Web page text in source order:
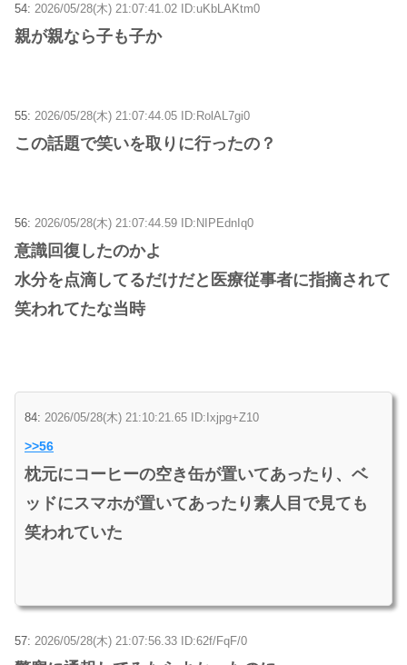
54: 2026/05/28(木) 21:07:41.02 ID:uKbLAKtm0
親が親なら子も子か
55: 2026/05/28(木) 21:07:44.05 ID:RolAL7gi0
この話題で笑いを取りに行ったの？
56: 2026/05/28(木) 21:07:44.59 ID:NIPEdnIq0
意識回復したのかよ
水分を点滴してるだけだと医療従事者に指摘されて
笑われてたな当時
84: 2026/05/28(木) 21:10:21.65 ID:Ixjpg+Z10
>>56
枕元にコーヒーの空き缶が置いてあったり、ベ
ッドにスマホが置いてあったり素人目で見ても
笑われていた
57: 2026/05/28(木) 21:07:56.33 ID:62f/FqF/0